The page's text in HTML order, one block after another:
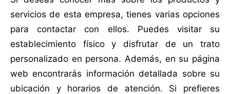
servicios de esta empresa, tienes varias opciones
para contactar con ellos. Puedes visitar su
establecimiento físico y disfrutar de un trato
personalizado en persona. Además, en su página
web encontrarás información detallada sobre su
ubicación y horarios de atención. Si prefieres